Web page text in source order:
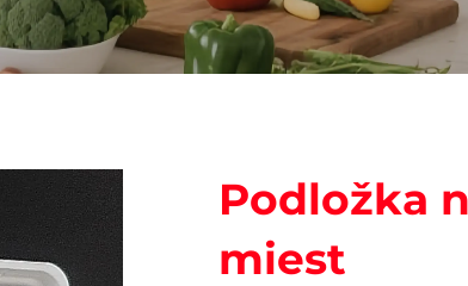
Podložka
miest